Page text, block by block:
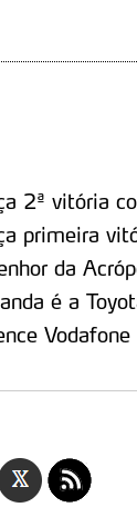
2ª vitória
primeira
da
é a